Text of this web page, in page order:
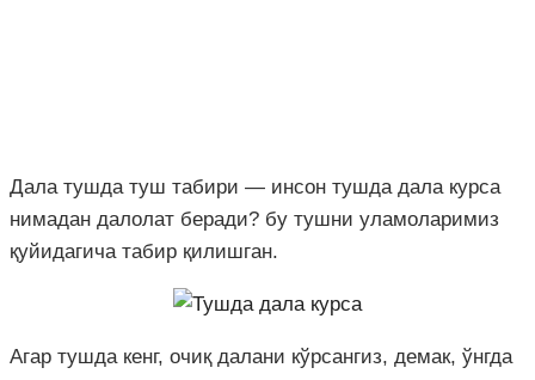
Дала тушда туш табири — инсон тушда дала курса
нимадан далолат беради? бу тушни уламоларимиз
қуйидагича табир қилишган.
Агар тушда кенг, очиқ далани кўрсангиз, демак, ўнгда